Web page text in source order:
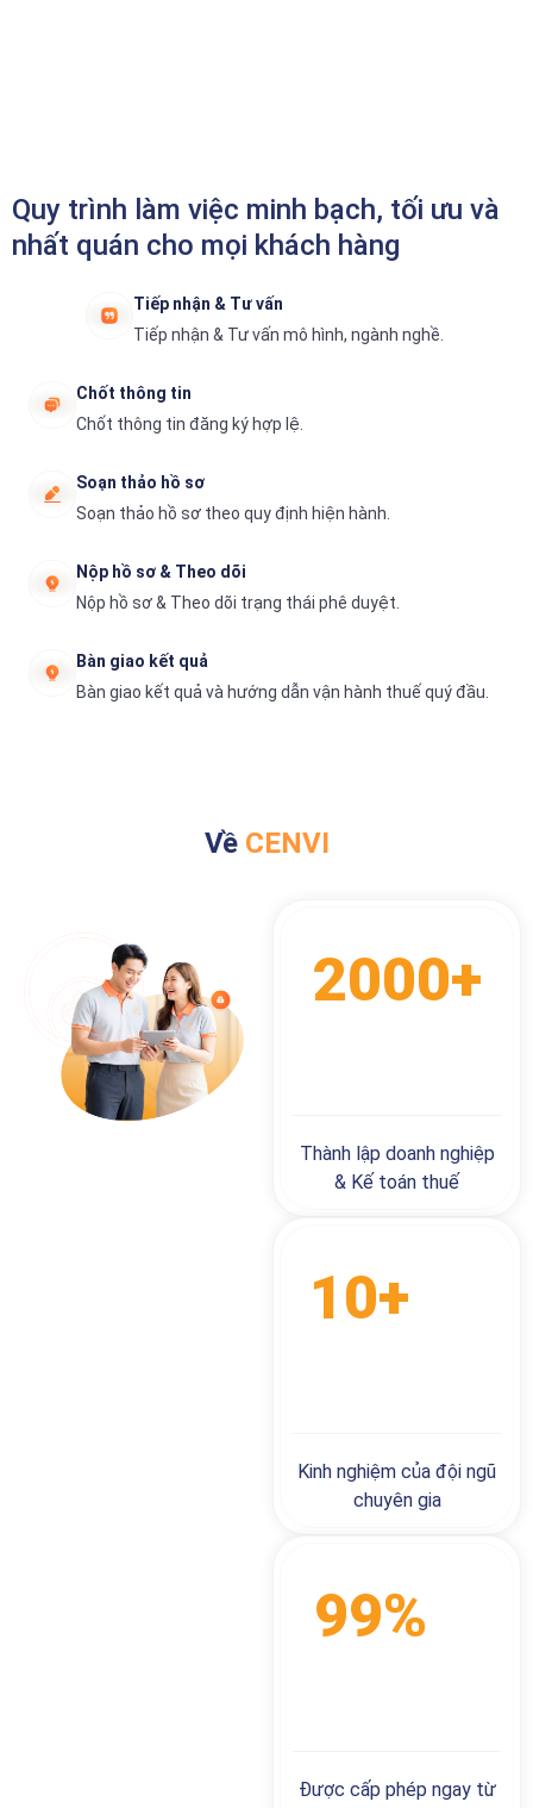
Quy trình làm việc minh bạch, tối ưu và
nhất quán cho mọi khách hàng
Tiếp nhận & Tư vấn
Tiếp nhận & Tư vấn mô hình, ngành nghề.
Chốt thông tin
Chốt thông tin đăng ký hợp lệ.
Soạn thảo hồ sơ
Soạn thảo hồ sơ theo quy định hiện hành.
Nộp hồ sơ & Theo dõi
Nộp hồ sơ & Theo dõi trạng thái phê duyệt.
Bàn giao kết quả
Bàn giao kết quả và hướng dẫn vận hành thuế quý đầu.
Về CENVI
2000+
Thành lập doanh nghiệp
& Kế toán thuế
10+
Kinh nghiệm của đội ngũ
chuyên gia
99%
Được cấp phép ngay từ